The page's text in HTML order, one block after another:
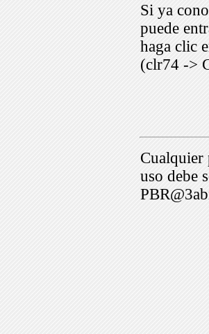
Si ya
puede
haga clic
(clr74 ->
Cualquier
uso debe